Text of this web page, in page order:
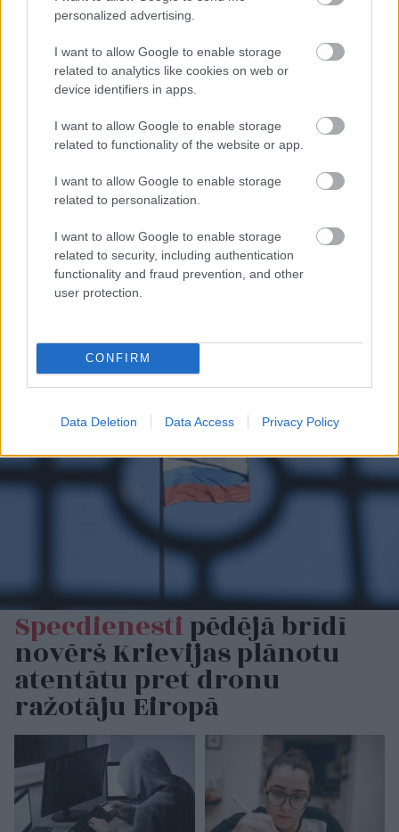
personalized advertising.
I want to allow Google to enable storage
related to analytics like cookies on web or
device identifiers in apps.
I want to allow Google to enable storage
related to functionality of the website or app.
I want to allow Google to enable storage
related to personalization.
I want to allow Google to enable storage
related to security, including authentication
functionality and fraud prevention, and other
user protection.
CONFIRM
Data Deletion Data Access Privacy Policy
“Pilnīgshaoss!” Rīgas
lidostā ceļotāji šodien
Skaidrojam, kas
atgadījies
publisku
attaisnojumu netika
līdzēts – KNAB sāk
kompensāciju
šodienas dienas
kļūs tikai tumšākas –
Latvijā sākas solārais
Specdienestipēdējā brīdī
novērš Krievijas plānotu
atentātu pret dronu
ražotāju Eiropā